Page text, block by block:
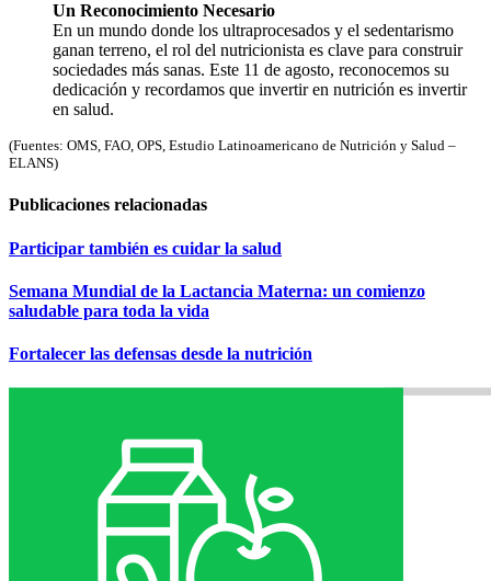
Un Reconocimiento Necesario
En un mundo donde los ultraprocesados y el sedentarismo
ganan terreno, el rol del nutricionista es clave para construir
sociedades más sanas. Este 11 de agosto, reconocemos su
dedicación y recordamos que invertir en nutrición es invertir
en salud.
(Fuentes: OMS, FAO, OPS, Estudio Latinoamericano de Nutrición y Salud –
ELANS)
Publicaciones relacionadas
Participar también es cuidar la salud
Semana Mundial de la Lactancia Materna: un comienzo
saludable para toda la vida
Fortalecer las defensas desde la nutrición